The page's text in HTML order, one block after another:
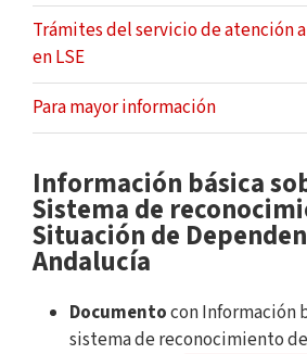
Trámites del servicio de atención
en LSE
Para mayor información
Información básica
Sistema de
Situación de
Andalucía
Documentocon Información
sistema de reconocimiento